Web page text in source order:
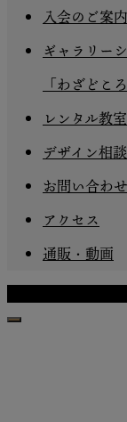
入会のご案内
ギャラリー
「わざどこ
レンタル教室
デザイン相談
お問い合わせ
アクセス
通販・動画